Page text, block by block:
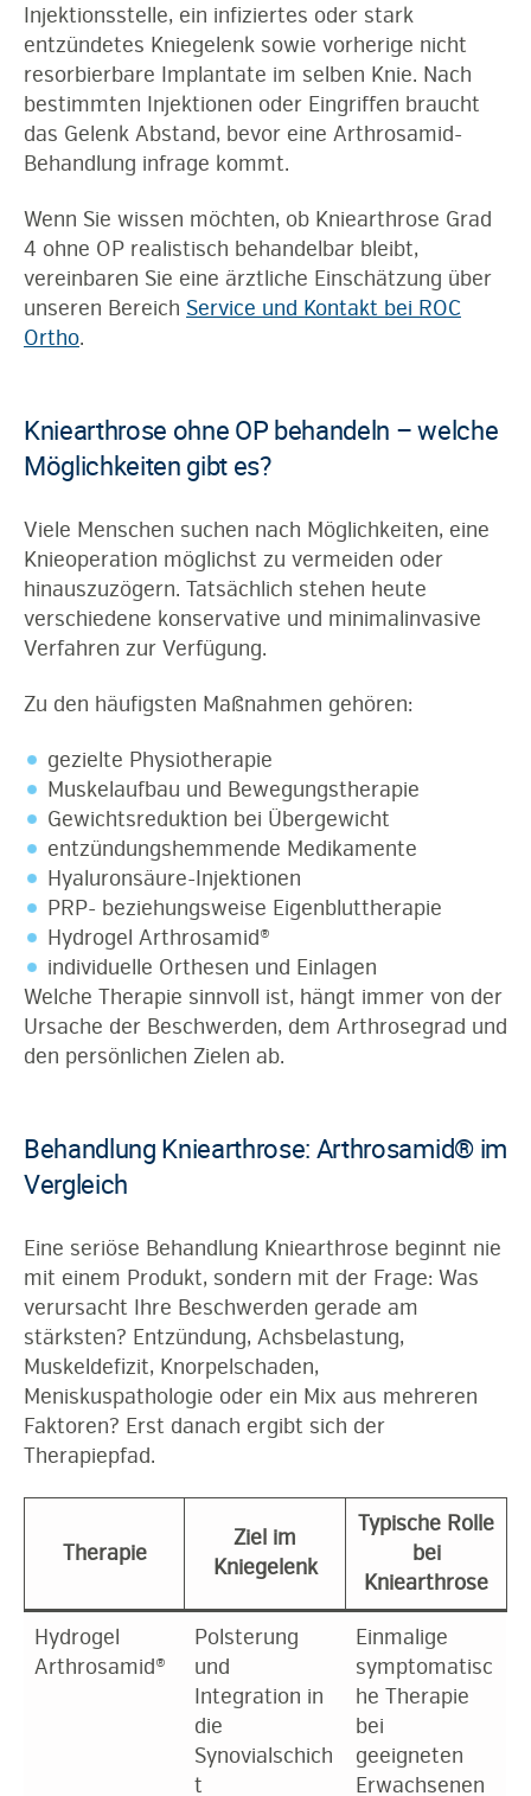
Injektionsstelle, ein infiziertes oder stark
entzündetes Kniegelenk sowie vorherige nicht
resorbierbare Implantate im selben Knie. Nach
bestimmten Injektionen oder Eingriffen braucht
das Gelenk Abstand, bevor eine Arthrosamid-
Behandlung infrage kommt.
Wenn Sie wissen möchten, ob Kniearthrose Grad
4 ohne OP realistisch behandelbar bleibt,
vereinbaren Sie eine ärztliche Einschätzung über
unseren Bereich Service und Kontakt bei ROC
Ortho.
Kniearthrose ohne OP behandeln – welche
Möglichkeiten gibt es?
Viele Menschen suchen nach Möglichkeiten, eine
Knieoperation möglichst zu vermeiden oder
hinauszuzögern. Tatsächlich stehen heute
verschiedene konservative und minimalinvasive
Verfahren zur Verfügung.
Zu den häufigsten Maßnahmen gehören:
gezielte Physiotherapie
Muskelaufbau und Bewegungstherapie
Gewichtsreduktion bei Übergewicht
entzündungshemmende Medikamente
Hyaluronsäure-Injektionen
PRP- beziehungsweise Eigenbluttherapie
Hydrogel Arthrosamid®
individuelle Orthesen und Einlagen
Welche Therapie sinnvoll ist, hängt immer von der
Ursache der Beschwerden, dem Arthrosegrad und
den persönlichen Zielen ab.
Behandlung Kniearthrose: Arthrosamid® im
Vergleich
Eine seriöse Behandlung Kniearthrose beginnt nie
mit einem Produkt, sondern mit der Frage: Was
verursacht Ihre Beschwerden gerade am
stärksten? Entzündung, Achsbelastung,
Muskeldefizit, Knorpelschaden,
Meniskuspathologie oder ein Mix aus mehreren
Faktoren? Erst danach ergibt sich der
Therapiepfad.
Therapie
Ziel im
Kniegelenk
Typische Rolle
bei
Kniearthrose
Hydrogel
Arthrosamid®
Polsterung
und
Integration in
die
Synovialschich
t
Einmalige
symptomatisc
he Therapie
bei
geeigneten
Erwachsenen